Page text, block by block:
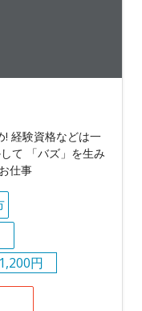
! 経験資格などは一
て 「バズ」を生み
仕事
円